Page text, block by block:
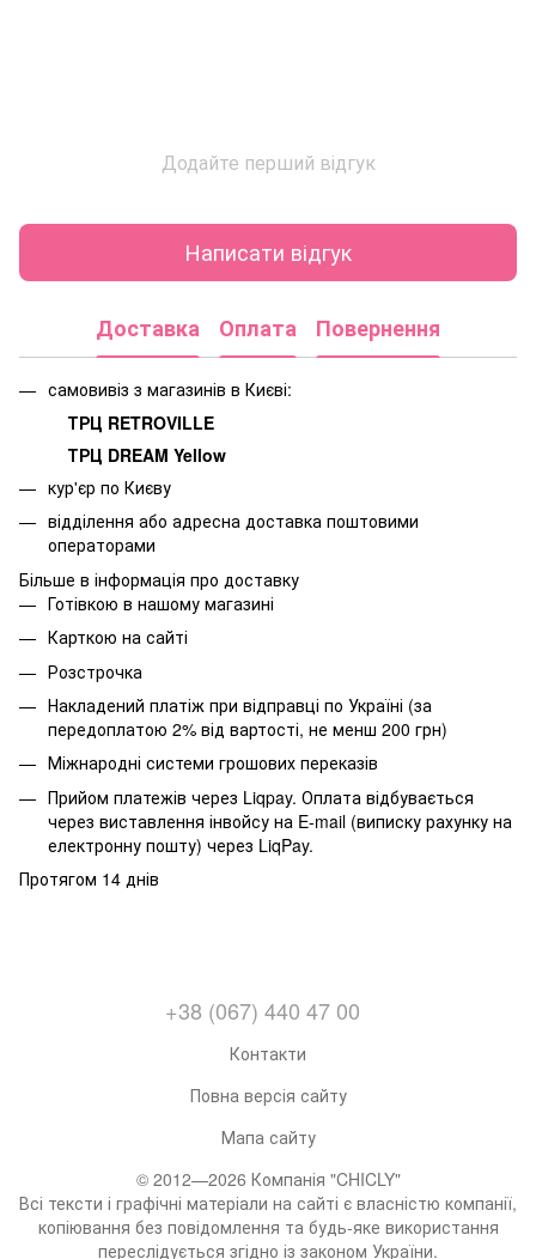
Додайте перший відгук
Написати відгук
Доставка Оплата Повернення
самовивіз з магазинів в Києві:
ТРЦ RETROVILLE
ТРЦ DREAM Yellow
кур'єр по Києву
відділення або адресна доставка поштовими
операторами
Більше в інформація про доставку
Готівкою в нашому магазині
Карткою на сайті
Розстрочка
Накладений платіж при відправці по Україні (за
передоплатою 2% від вартості, не менш 200 грн)
Міжнародні системи грошових переказів
Прийом платежів через Liqpay. Оплата відбувається
через виставлення інвойсу на E-mail (виписку рахунку на
електронну пошту) через LiqPay.
Протягом 14 днів
+38 (067) 440 47 00
Контакти
Повна версія сайту
Мапа сайту
© 2012—2026 Компанія "CHICLY"
Всі тексти і графічні матеріали на сайті є власністю компанії,
копіювання без повідомлення та будь-яке використання
переслідується згідно із законом України.